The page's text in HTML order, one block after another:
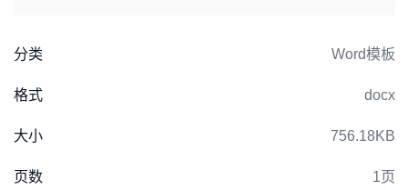
分类 Word模板
格式 docx
大小 756.18KB
页数 1页